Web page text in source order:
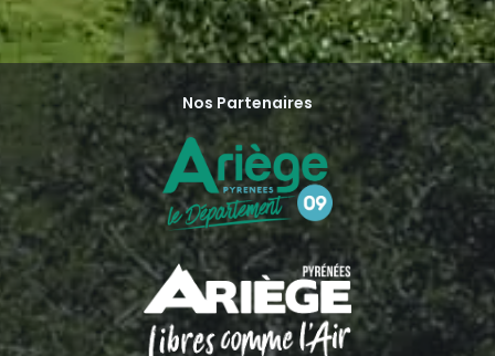
Nos Partenaires